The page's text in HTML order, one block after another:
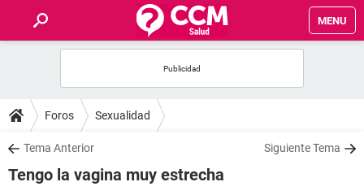
MENU
FOROS
SALUD
FAMILIA
Foros Sexualidad
Tema Anterior Siguiente Tema
Tengo la vagina muy estrecha